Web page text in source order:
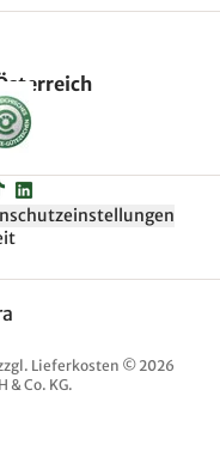
Lieferkosten © 2026
& Co. KG.